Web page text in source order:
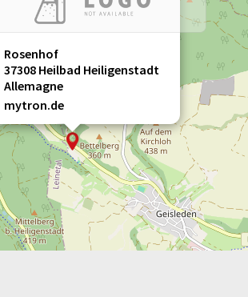
Rosenhof
37308 Heilbad Heiligenstadt
Allemagne
mytron.de